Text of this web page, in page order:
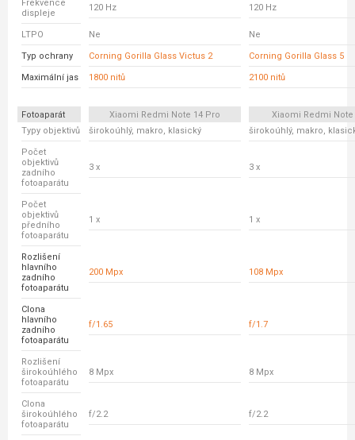
Frekvence
displeje
120 Hz 120 Hz
LTPO Ne Ne
Typ ochrany Corning Gorilla Glass Victus 2 Corning Gorilla Glass 5
Maximální jas 1800 nitů 2100 nitů
Fotoaparát Xiaomi Redmi Note 14 Pro
Xiaomi Redmi Note
Typy objektivů
širokoúhlý, makro, klasický širokoúhlý, makro,
Počet
objektivů
zadního
fotoaparátu
3 x 3 x
Počet
objektivů
předního
fotoaparátu
1 x 1 x
Rozlišení
hlavního
zadního
fotoaparátu
200 Mpx 108 Mpx
Clona
hlavního
zadního
fotoaparátu
f/1.65 f/1.7
Rozlišení
širokoúhlého
fotoaparátu
8 Mpx 8 Mpx
Clona
širokoúhlého
fotoaparátu
f/2.2 f/2.2